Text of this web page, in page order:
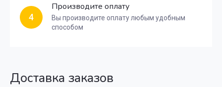
4
Производите оплату
Вы производите оплату любым удобным
способом
Доставка заказов